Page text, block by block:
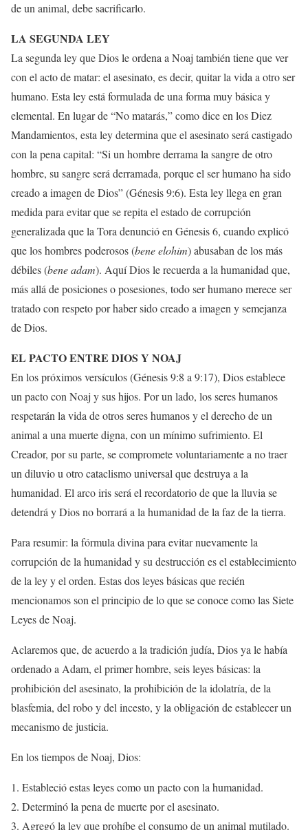
de un animal, debe sacrificarlo.
LA SEGUNDA LEY
La segunda ley que Dios le ordena a Noaj también tiene que ver
con el acto de matar: el asesinato, es decir, quitar la vida a otro ser
humano. Esta ley está formulada de una forma muy básica y
elemental. En lugar de “No matarás,” como dice en los Diez
Mandamientos, esta ley determina que el asesinato será castigado
con la pena capital: “Si un hombre derrama la sangre de otro
hombre, su sangre será derramada, porque el ser humano ha sido
creado a imagen de Dios” (Génesis 9:6). Esta ley llega en gran
medida para evitar que se repita el estado de corrupción
generalizada que la Tora denunció en Génesis 6, cuando explicó
que los hombres poderosos (bene elohim) abusaban de los más
débiles (bene adam). Aquí Dios le recuerda a la humanidad que,
más allá de posiciones o posesiones, todo ser humano merece ser
tratado con respeto por haber sido creado a imagen y semejanza
de Dios.
EL PACTO ENTRE DIOS Y NOAJ
En los próximos versículos (Génesis 9:8 a 9:17), Dios establece
un pacto con Noaj y sus hijos. Por un lado, los seres humanos
respetarán la vida de otros seres humanos y el derecho de un
animal a una muerte digna, con un mínimo sufrimiento. El
Creador, por su parte, se compromete voluntariamente a no traer
un diluvio u otro cataclismo universal que destruya a la
humanidad. El arco iris será el recordatorio de que la lluvia se
detendrá y Dios no borrará a la humanidad de la faz de la tierra.
Para resumir: la fórmula divina para evitar nuevamente la
corrupción de la humanidad y su destrucción es el establecimiento
de la ley y el orden. Estas dos leyes básicas que recién
mencionamos son el principio de lo que se conoce como las Siete
Leyes de Noaj.
Aclaremos que, de acuerdo a la tradición judía, Dios ya le había
ordenado a Adam, el primer hombre, seis leyes básicas: la
prohibición del asesinato, la prohibición de la idolatría, de la
blasfemia, del robo y del incesto, y la obligación de establecer un
mecanismo de justicia.
En los tiempos de Noaj, Dios:
Estableció estas leyes como un pacto con la humanidad.
Determinó la pena de muerte por el asesinato.
Agregó la ley que prohíbe el consumo de un animal mutilado.